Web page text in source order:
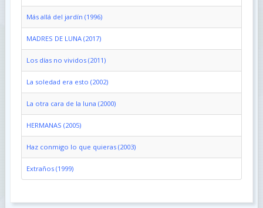
Más allá del jardín (1996)
MADRES DE LUNA (2017)
Los días no vividos (2011)
La soledad era esto (2002)
La otra cara de la luna (2000)
HERMANAS (2005)
Haz conmigo lo que quieras (2003)
Extraños (1999)